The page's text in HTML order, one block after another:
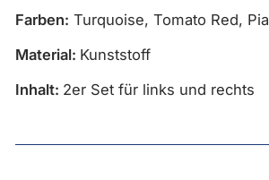
Farben: Turquoise, Tomato Red,
Material: Kunststoff
Inhalt: 2er Set für links und rechts